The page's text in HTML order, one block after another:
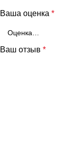
Ваша оценка *
Ваш отзыв *